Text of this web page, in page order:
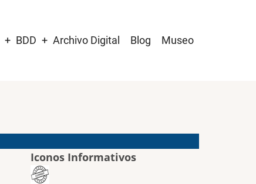
BDD Archivo Digital Blog Museo
Iconos Informativos